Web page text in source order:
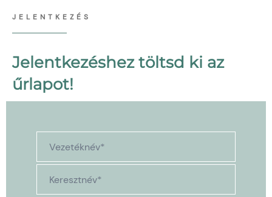
JELENTKEZÉS
Jelentkezéshez töltsd ki az
űrlapot!